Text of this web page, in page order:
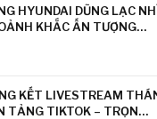
HYUNDAI DŨNG LẠC
KHẮC ẤN TƯỢNG…
KẾT LIVESTREAM
TẢNG TIKTOK – TRỌN…